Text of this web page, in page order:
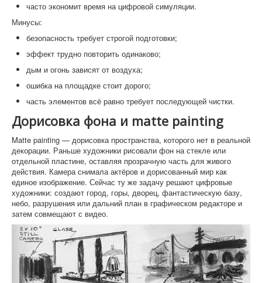
часто экономит время на цифровой симуляции.
Минусы:
безопасность требует строгой подготовки;
эффект трудно повторить одинаково;
дым и огонь зависят от воздуха;
ошибка на площадке стоит дорого;
часть элементов всё равно требует последующей чистки.
Дорисовка фона и matte painting
Matte painting — дорисовка пространства, которого нет в реальной
декорации. Раньше художники рисовали фон на стекле или
отдельной пластине, оставляя прозрачную часть для живого
действия. Камера снимала актёров и дорисованный мир как
единое изображение. Сейчас ту же задачу решают цифровые
художники: создают город, горы, дворец, фантастическую базу,
небо, разрушения или дальний план в графическом редакторе и
затем совмещают с видео.